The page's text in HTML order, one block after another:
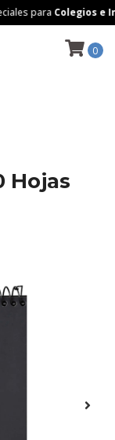
paraColegios e
0
Hojas